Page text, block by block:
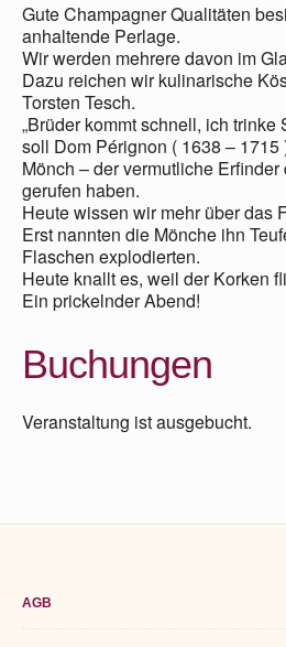
Gute Champagner Qualitäten
anhaltende Perlage.
Wir werden mehrere davon im
Dazu reichen wir kulinarische
Torsten Tesch.
„Brüder kommt schnell, ich trinke
soll Dom Pérignon ( 1638 – 1715
Mönch – der vermutliche
gerufen haben.
Heute wissen wir mehr über das
Erst nannten die Mönche ihn
Flaschen explodierten.
Heute knallt es, weil der Korken
Ein prickelnder Abend!
Buchungen
Veranstaltung ist ausgebucht.
AGB